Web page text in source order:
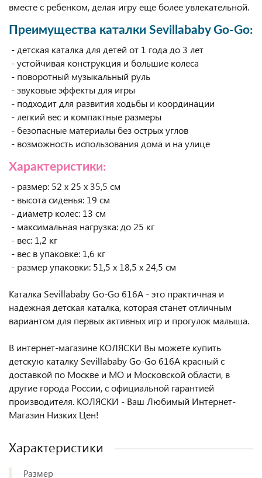
вместе с ребенком, делая игру еще более увлекательной.
Преимущества каталки Sevillababy Go-Go:
- детская каталка для детей от 1 года до 3 лет
- устойчивая конструкция и большие колеса
- поворотный музыкальный руль
- звуковые эффекты для игры
- подходит для развития ходьбы и координации
- легкий вес и компактные размеры
- безопасные материалы без острых углов
- возможность использования дома и на улице
Характеристики:
- размер: 52 х 25 х 35,5 см
- высота сиденья: 19 см
- диаметр колес: 13 см
- максимальная нагрузка: до 25 кг
- вес: 1,2 кг
- вес в упаковке: 1,6 кг
- размер упаковки: 51,5 х 18,5 х 24,5 см
Каталка Sevillababy Go-Go 616A - это практичная и
надежная детская каталка, которая станет отличным
вариантом для первых активных игр и прогулок малыша.
В интернет-магазине КОЛЯСКИ Вы можете купить
детскую каталку Sevillababy Go-Go 616A красный с
доставкой по Москве и МО и Московской области, в
другие города России, с официальной гарантией
производителя. КОЛЯСКИ - Ваш Любимый Интернет-
Магазин Низких Цен!
Характеристики
Размер